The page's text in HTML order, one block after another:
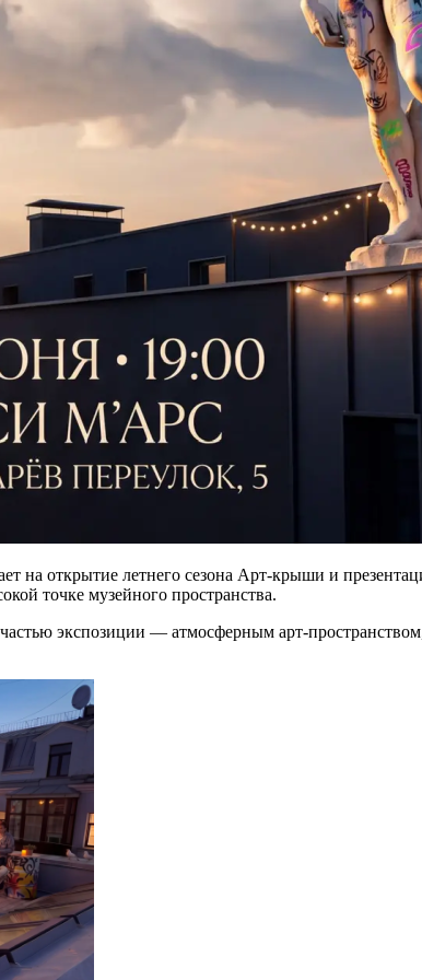
на открытие летнего сезона Арт-крыши и
точке музейного пространства.
экспозиции — атмосферным арт-пространством,